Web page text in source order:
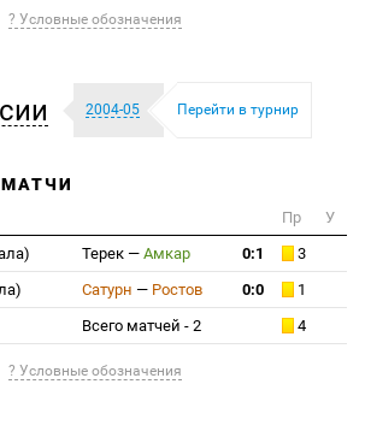
? Условные обозначения
2004-05 Перейти в турнир
Пр
У
Терек — Амкар 0:1
3
Сатурн — Ростов 0:0
1
Всего матчей - 2 4
? Условные обозначения